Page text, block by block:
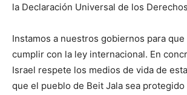
la Declaración Universal de los
Instamos a nuestros gobiernos para que
cumplir con la ley internacional. En
Israel respete los medios de vida de
que el pueblo de Beit Jala sea protegido